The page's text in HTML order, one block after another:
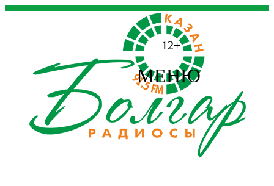
12+
МЕНЮ